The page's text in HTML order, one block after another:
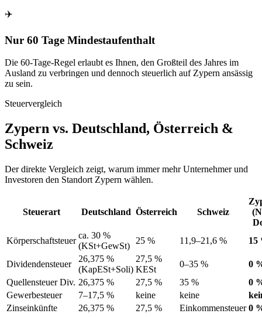
✈️
Nur 60 Tage Mindestaufenthalt
Die 60-Tage-Regel erlaubt es Ihnen, den Großteil des Jahres im
Ausland zu verbringen und dennoch steuerlich auf Zypern ansässig
zu sein.
Steuervergleich
Zypern vs. Deutschland, Österreich &
Schweiz
Der direkte Vergleich zeigt, warum immer mehr Unternehmer und
Investoren den Standort Zypern wählen.
Steuerart Deutschland Österreich Schweiz
Körperschaftsteuer
ca. 30 %
(KSt+GewSt)
25 % 11,9–21,6 % 15
Dividendensteuer
26,375 %
(KapESt+Soli)
27,5 %
KESt
0–35 %
0
Quellensteuer Div. 26,375 % 27,5 % 35 %
0
Gewerbesteuer
7–17,5 % keine keine
Zinseinkünfte
26,375 % 27,5 % Einkommensteuer 0